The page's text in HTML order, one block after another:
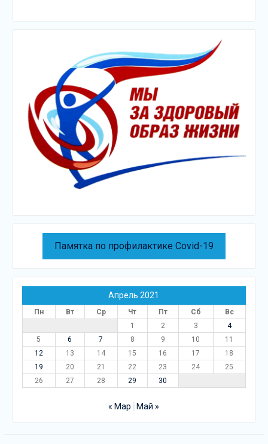
Памятка по профилактике Covid-19
Апрель 2021
Пн Вт Ср Чт Пт Сб
Вс
1
2 3
4
5
6 7 8 9 10
11
12
13 14 15 16 17
18
19
20 21 22 23 24
25
26
27 28 29 30
« Мар Май »